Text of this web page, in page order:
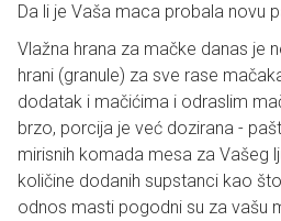
Da li je Vaša maca probala novu
Vlažna hrana za mačke danas je
hrani (granule) za sve rase
dodatak i mačićima i odraslim
brzo, porcija je već dozirana -
mirisnih komada mesa za Vašeg
količine dodanih supstanci kao
odnos masti pogodni su za vašu